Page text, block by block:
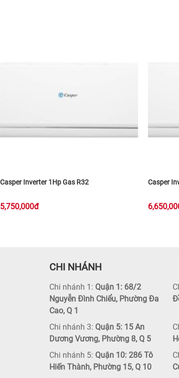
Casper Inverter 1Hp Gas R32
5,750,000đ
Casper
CHI NHÁNH
Chi nhánh 1: Quận 1: 68/2
Nguyễn Đình Chiểu, Phường Đa
Cao, Q 1
Chi nhánh 3: Quận 5: 15 An
Dương Vương, Phường 8, Q 5
Chi nhánh 5: Quận 10: 286 Tô
Hiến Thành, Phường 15, Q 10